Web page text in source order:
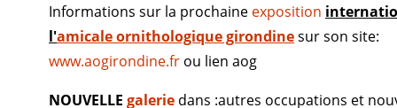
Informations sur la prochaine exposition
l'amicale ornithologique girondinesur son site:
www.aogirondine.fr ou lien aog
NOUVELLE galerie dans :autres occupations et